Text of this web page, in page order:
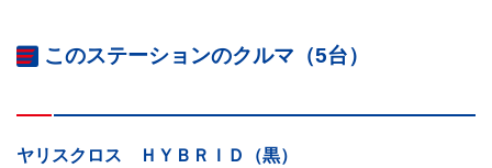
このステーションのクルマ（5台）
ヤリスクロス ＨＹＢＲＩＤ（黒）